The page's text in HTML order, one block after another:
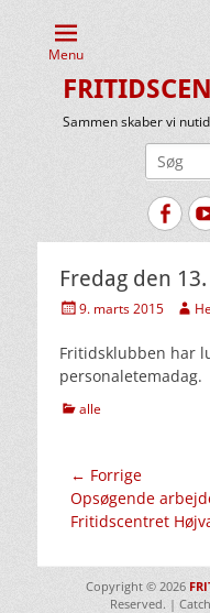
Menu
Sammen skaber vi
Fredag den
Udgivet
9. marts 2015
Fritidsklubben har
personaletemadag.
kategorier
alle
← Forrige
Forrige
indlæg:
Opsøgende
Fritidscentret
Copyright © 2026
Reserved. |